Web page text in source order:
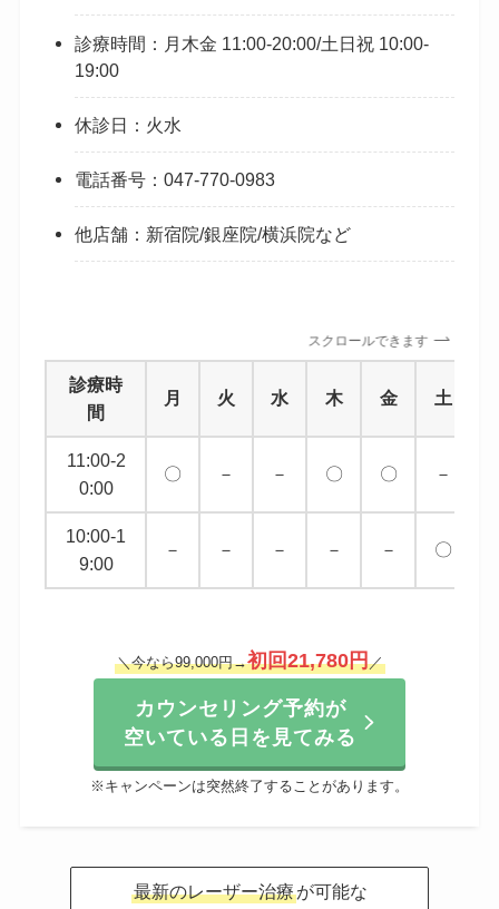
診療時間：月木金 11:00-20:00/土日祝 10:00-
19:00
休診日：火水
電話番号：047-770-0983
他店舗：新宿院/銀座院/横浜院など
スクロールできます
診療時
間
月 火 水 木 金 土
11:00-2
0:00
〇 － － 〇 〇 －
10:00-1
9:00
－ － － － － 〇
＼今なら99,000円→初回21,780円／
カウンセリング予約が
空いている日を見てみる
※キャンペーンは突然終了することがあります。
最新のレーザー治療が可能な